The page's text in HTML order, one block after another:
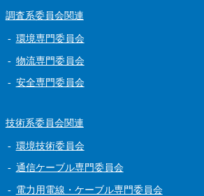
調査系委員会関連
環境専門委員会
物流専門委員会
安全専門委員会
技術系委員会関連
環境技術委員会
通信ケーブル専門委員会
電力用電線・ケーブル専門委員会